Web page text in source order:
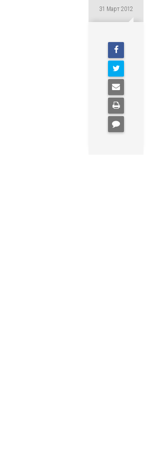
31 Март 2012